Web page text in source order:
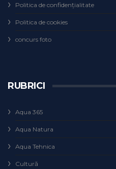
Politica de confidențialitate
Politica de cookies
concurs foto
RUBRICI
Aqua 365
Aqua Natura
Aqua Tehnica
Cultură